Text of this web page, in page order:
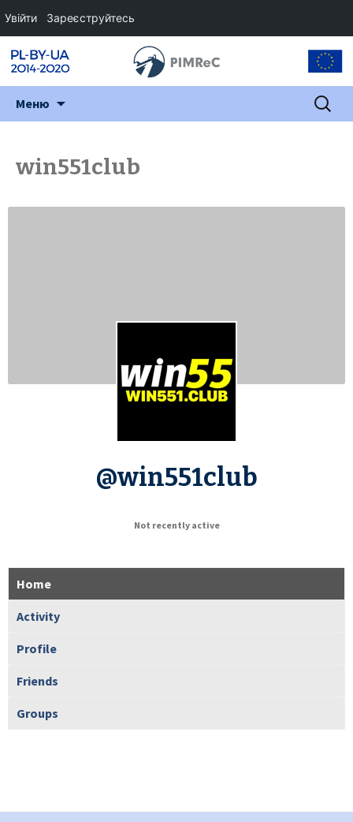
Меню Пошук:
win551club
@win551club
Not recently active
Home
Activity
Profile
Friends
Groups
Увійти Зареєструйтесь